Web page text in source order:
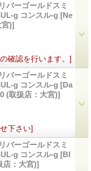
バーゴールドスミ
g コンスル-g [Ne
)]
確認を行います。]
バーゴールドスミ
g コンスル-g [Da
(取扱店：大宮)]
下さい]
バーゴールドスミ
g コンスル-g [Bl
店：大宮)]